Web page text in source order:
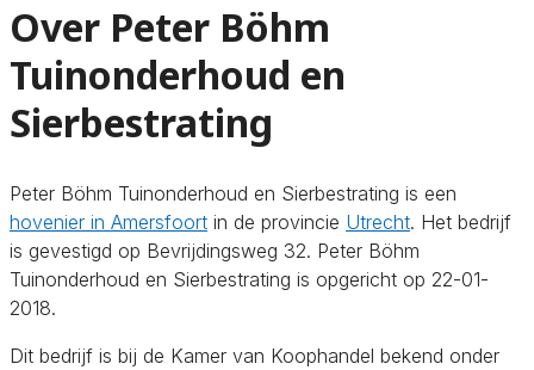
Over Peter Böhm
Tuinonderhoud en
Sierbestrating
Peter Böhm Tuinonderhoud en Sierbestrating is een
hovenier in Amersfoort in de provincie Utrecht. Het bedrijf
is gevestigd op Bevrijdingsweg 32. Peter Böhm
Tuinonderhoud en Sierbestrating is opgericht op 22-01-
2018.
Dit bedrijf is bij de Kamer van Koophandel bekend onder